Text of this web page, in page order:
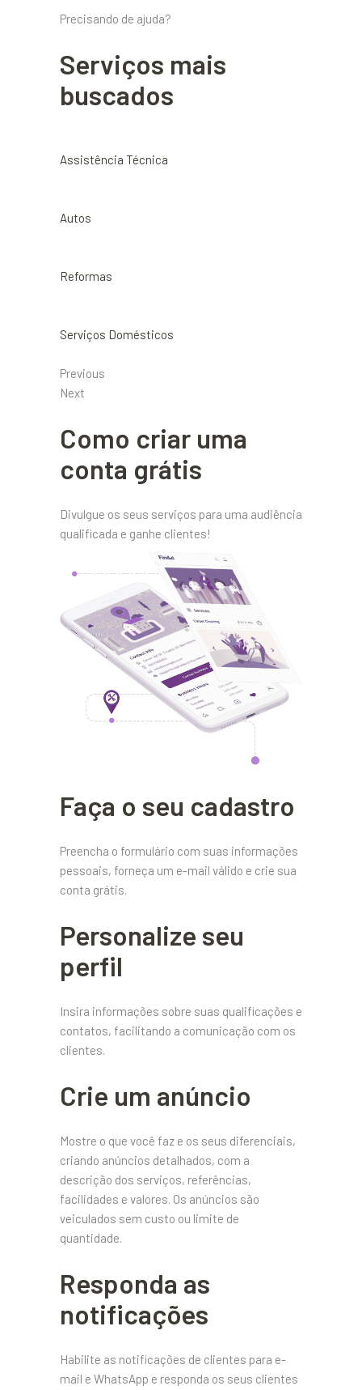
Precisando de ajuda?
Serviços mais
buscados
Assistência Técnica
Autos
Reformas
Serviços Domésticos
Previous
Next
Como criar uma
conta grátis
Divulgue os seus serviços para uma audiência
qualificada e ganhe clientes!
Faça o seu cadastro
Preencha o formulário com suas informações
pessoais, forneça um e-mail válido e crie sua
conta grátis.
Personalize seu
perfil
Insira informações sobre suas qualificações e
contatos, facilitando a comunicação com os
clientes.
Crie um anúncio
Mostre o que você faz e os seus diferenciais,
criando anúncios detalhados, com a
descrição dos serviços, referências,
facilidades e valores. Os anúncios são
veiculados sem custo ou limite de
quantidade.
Responda as
notificações
Habilite as notificações de clientes para e-
mail e WhatsApp e responda os seus clientes